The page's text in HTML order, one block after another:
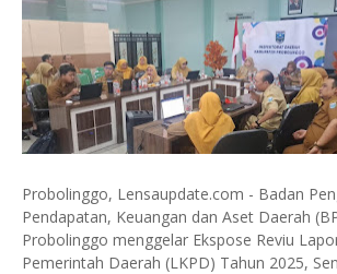
Probolinggo, Lensaupdate.com - Badan
Pendapatan, Keuangan dan Aset Daerah
Probolinggo menggelar Ekspose Reviu
Pemerintah Daerah (LKPD) Tahun 2025,